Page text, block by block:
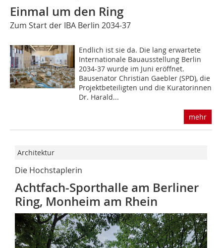
Einmal um den Ring
Zum Start der IBA Berlin 2034-37
Endlich ist sie da. Die lang erwartete
Internationale Bauausstellung Berlin
2034-37 wurde im Juni eröffnet.
Bausenator Christian Gaebler (SPD), die
Projektbeteiligten und die Kuratorinnen
Dr. Harald...
mehr
Architektur
Die Hochstaplerin
Achtfach-Sporthalle am Berliner
Ring, Monheim am Rhein